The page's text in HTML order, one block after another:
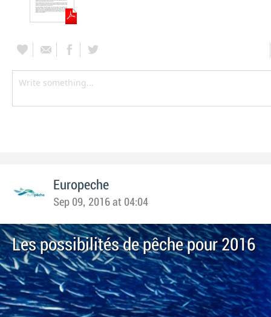
Europeche
Sep 09, 2016 at 04:04
Les possibilités de pêche pour 2016